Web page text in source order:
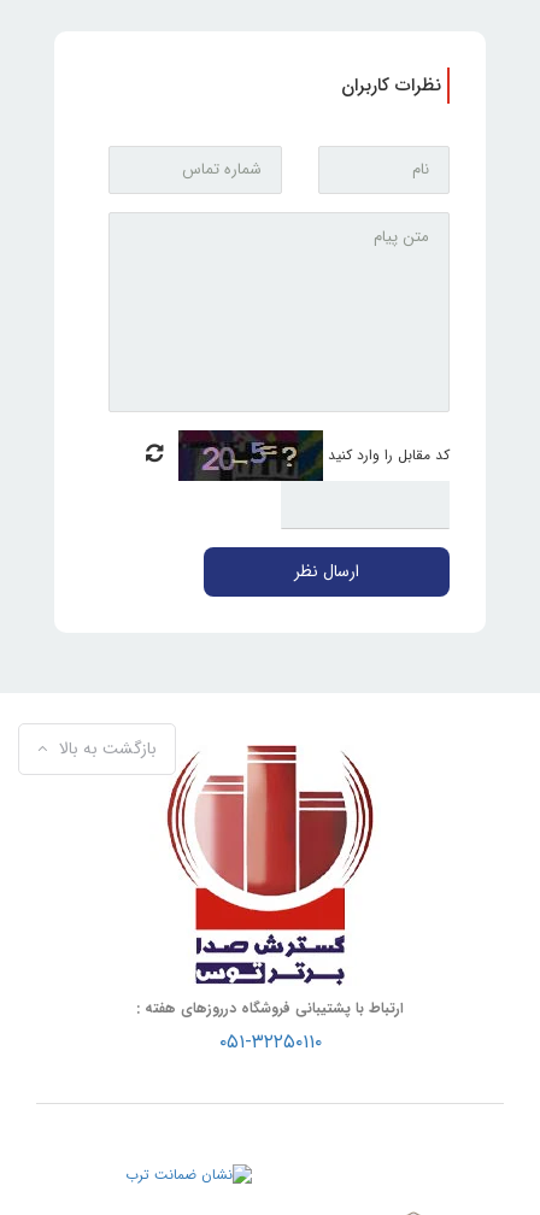
نظرات کاربران
کد مقابل را وارد کنید
ارسال نظر
بازگشت به بالا
ارتباط با پشتیبانی فروشگاه درروزهای هفته :
۰۵۱-۳۲۲۵۰۱۱۰